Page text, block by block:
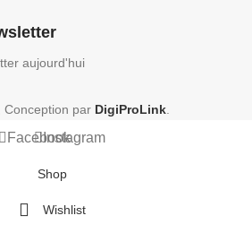
aujourd'hui
Conception par DigiProLink
FacebookInstagram
Shop
Wishlist